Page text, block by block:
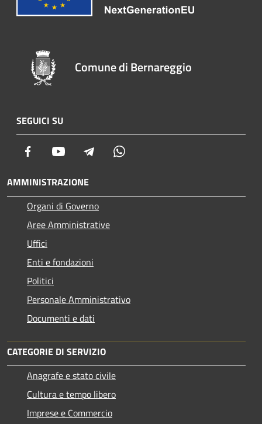
Comune di Bernareggio
SEGUICI SU
Facebook Youtube Telegram
AMMINISTRAZIONE
Organi di Governo
Aree Amministrative
Uffici
Enti e fondazioni
Politici
Personale Amministrativo
Documenti e dati
CATEGORIE DI SERVIZIO
Anagrafe e stato civile
Cultura e tempo libero
Imprese e Commercio